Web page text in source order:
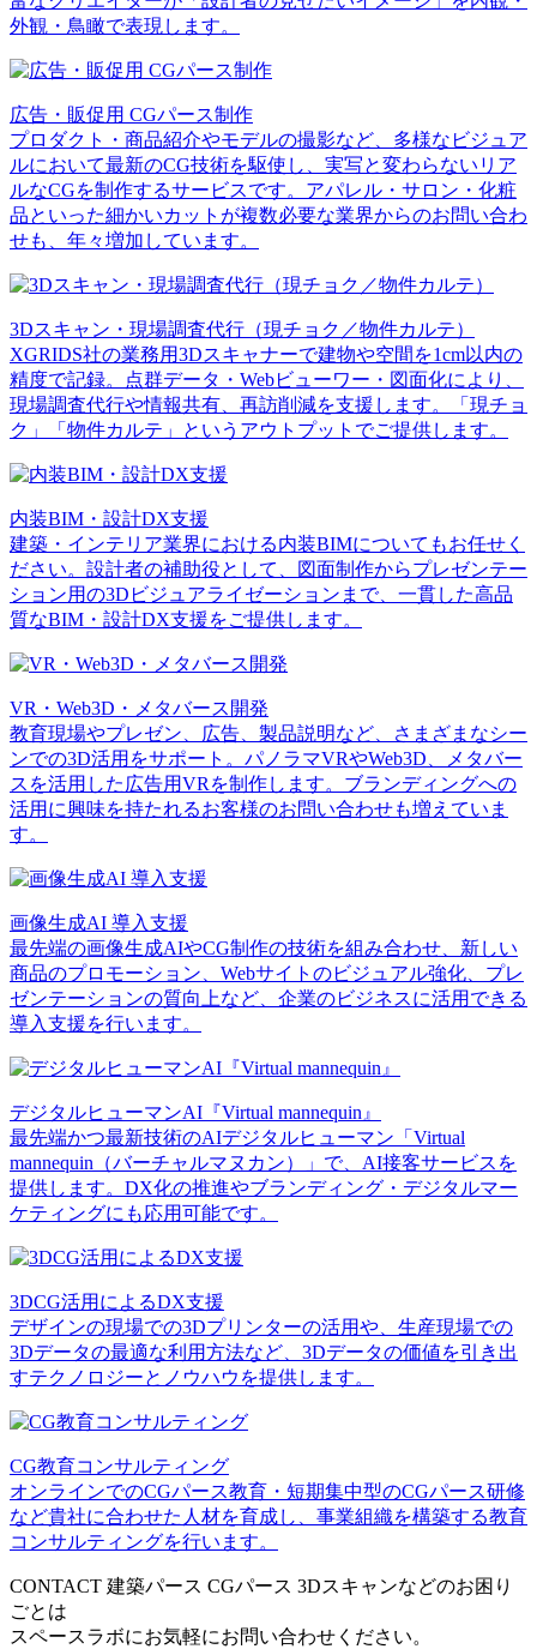
外観・鳥瞰で表現します。
広告・販促用 CGパース制作
プロダクト・商品紹介やモデルの撮影など、多様なビジュア
ルにおいて最新のCG技術を駆使し、実写と変わらないリア
ルなCGを制作するサービスです。アパレル・サロン・化粧
品といった細かいカットが複数必要な業界からのお問い合わ
せも、年々増加しています。
3Dスキャン・現場調査代行（現チョク／物件カルテ）
XGRIDS社の業務用3Dスキャナーで建物や空間を1cm以内の
精度で記録。点群データ・Webビューワー・図面化により、
現場調査代行や情報共有、再訪削減を支援します。「現チョ
ク」「物件カルテ」というアウトプットでご提供します。
内装BIM・設計DX支援
建築・インテリア業界における内装BIMについてもお任せく
ださい。設計者の補助役として、図面制作からプレゼンテー
ション用の3Dビジュアライゼーションまで、一貫した高品
質なBIM・設計DX支援をご提供します。
VR・Web3D・メタバース開発
教育現場やプレゼン、広告、製品説明など、さまざまなシー
ンでの3D活用をサポート。パノラマVRやWeb3D、メタバー
スを活用した広告用VRを制作します。ブランディングへの
活用に興味を持たれるお客様のお問い合わせも増えていま
す。
画像生成AI 導入支援
最先端の画像生成AIやCG制作の技術を組み合わせ、新しい
商品のプロモーション、Webサイトのビジュアル強化、プレ
ゼンテーションの質向上など、企業のビジネスに活用できる
導入支援を行います。
デジタルヒューマンAI『Virtual mannequin』
最先端かつ最新技術のAIデジタルヒューマン「Virtual
mannequin（バーチャルマヌカン）」で、AI接客サービスを
提供します。DX化の推進やブランディング・デジタルマー
ケティングにも応用可能です。
3DCG活用によるDX支援
デザインの現場での3Dプリンターの活用や、生産現場での
3Dデータの最適な利用方法など、3Dデータの価値を引き出
すテクノロジーとノウハウを提供します。
CG教育コンサルティング
オンラインでのCGパース教育・短期集中型のCGパース研修
など貴社に合わせた人材を育成し、事業組織を構築する教育
コンサルティングを行います。
CONTACT 建築パース CGパース 3Dスキャンなどのお困り
ごとは
スペースラボにお気軽にお問い合わせください。